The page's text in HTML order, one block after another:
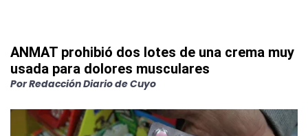
ANMAT prohibió dos lotes de una crema muy
usada para dolores musculares
PorRedacción Diario de Cuyo